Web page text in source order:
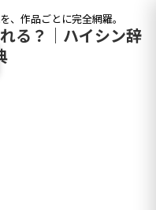
、作品ごとに完全網羅。
る？｜ハイシン辞